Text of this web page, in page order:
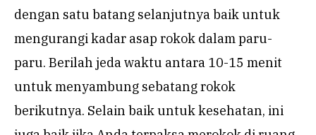
dengan satu batang selanjutnya baik untuk
mengurangi kadar asap rokok dalam paru-
paru. Berilah jeda waktu antara 10-15 menit
untuk menyambung sebatang rokok
berikutnya. Selain baik untuk kesehatan, ini